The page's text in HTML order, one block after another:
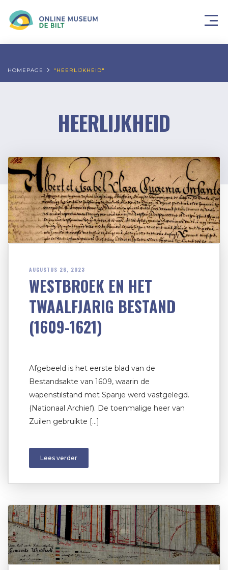
HOMEPAGE "HEERLIJKHEID"
HEERLIJKHEID
AUGUSTUS 26, 2023
WESTBROEK EN HET
TWAALFJARIG BESTAND
(1609-1621)
Afgebeeld is het eerste blad van de
Bestandsakte van 1609, waarin de
wapenstilstand met Spanje werd vastgelegd.
(Nationaal Archief). De toenmalige heer van
Zuilen gebruikte […]
Lees verder